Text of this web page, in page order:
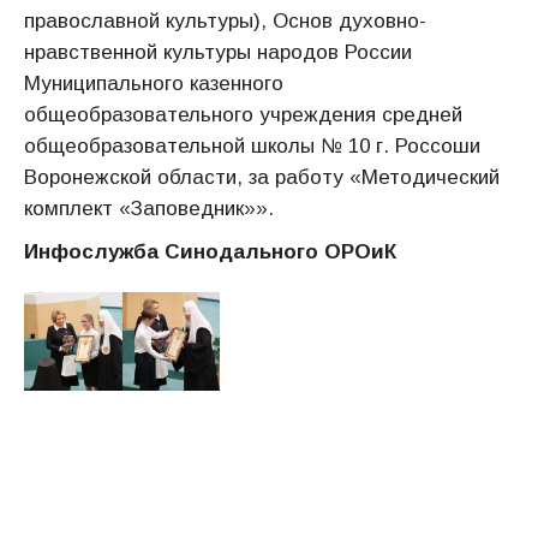
православной культуры), Основ духовно-
нравственной культуры народов России
Муниципального казенного
общеобразовательного учреждения средней
общеобразовательной школы № 10 г. Россоши
Воронежской области, за работу «Методический
комплект «Заповедник»».
Инфослужба Синодального ОРОиК